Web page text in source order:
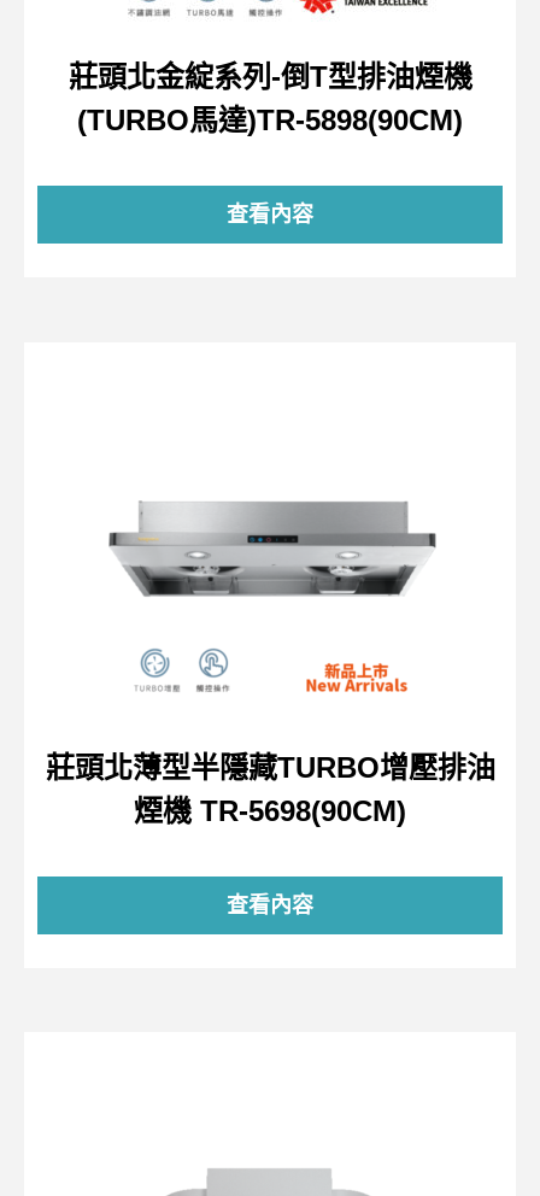
莊頭北金綻系列-倒T型排油煙機
(TURBO馬達)TR-5898(90CM)
查看內容
莊頭北薄型半隱藏TURBO增壓排油
煙機 TR-5698(90CM)
查看內容